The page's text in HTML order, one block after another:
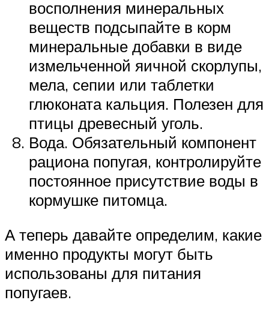
восполнения минеральных
веществ подсыпайте в корм
минеральные добавки в виде
измельченной яичной скорлупы,
мела, сепии или таблетки
глюконата кальция. Полезен для
птицы древесный уголь.
Вода. Обязательный компонент
рациона попугая, контролируйте
постоянное присутствие воды в
кормушке питомца.
А теперь давайте определим, какие
именно продукты могут быть
использованы для питания
попугаев.